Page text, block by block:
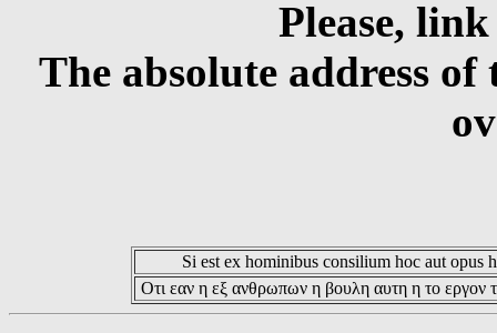
Please,
The absolute address
Si est ex hominibus consilium hoc aut opus
Οτι εαν η εξ ανθρωπων η βουλη αυτη η το εργον